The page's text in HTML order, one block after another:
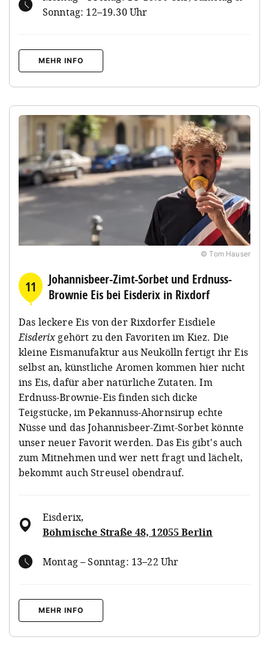
Sonntag: 12–19.30 Uhr
MEHR INFO
© Tom Hauser
11
Johannisbeer-Zimt-Sorbet und Erdnuss-
Brownie Eis bei Eisderix in Rixdorf
Das leckere Eis von der Rixdorfer Eisdiele
Eisderix gehört zu den Favoriten im Kiez. Die
kleine Eismanufaktur aus Neukölln fertigt ihr Eis
selbst an, künstliche Aromen kommen hier nicht
ins Eis, dafür aber natürliche Zutaten. Im
Erdnuss-Brownie-Eis finden sich dicke
Teigstücke, im Pekannuss-Ahornsirup echte
Nüsse und das Johannisbeer-Zimt-Sorbet könnte
unser neuer Favorit werden. Das Eis gibt's auch
zum Mitnehmen und wer nett fragt und lächelt,
bekommt auch Streusel obendrauf.
Eisderix,
Böhmische Straße 48, 12055 Berlin
Montag – Sonntag: 13–22 Uhr
MEHR INFO